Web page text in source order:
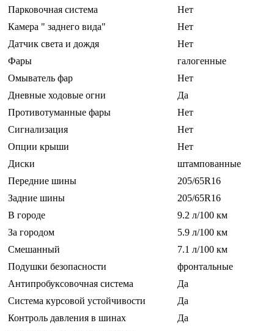
Парковочная система
Нет
Камера " заднего вида"
Нет
Датчик света и дождя
Нет
Фары
галогенные
Омыватель фар
Нет
Дневные ходовые огни
Да
Противотуманные фары
Нет
Сигнализация
Нет
Опции крыши
Нет
Диски
штампованные
Передние шины
205/65R16
Задние шины
205/65R16
В городе
9.2 л/100 км
За городом
5.9 л/100 км
Смешанный
7.1 л/100 км
Подушки безопасности
фронтальные
Антипробуксовочная система
Да
Система курсовой устойчивости
Да
Контроль давления в шинах
Да